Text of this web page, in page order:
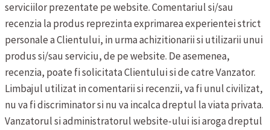
serviciilor prezentate pe website.Comentariul si/sau
recenzia la produs reprezinta exprimarea experientei strict
personale a Clientului, in urma achizitionarii si utilizarii unui
produs si/sau serviciu, de pe website. De asemenea,
recenzia, poate fi solicitata Clientului si de catre Vanzator.
Limbajul utilizat in comentarii si recenzii, va fi unul civilizat,
nu va fi discriminator si nu va incalca dreptul la viata privata.
Vanzatorul si administratorul website-ului isi aroga dreptul